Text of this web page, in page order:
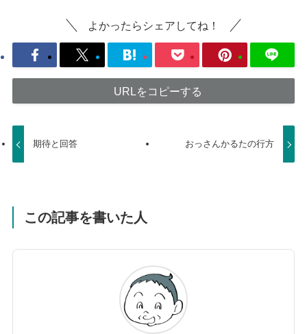
よかったらシェアしてね！
URLをコピーする
期待と回答 おっさんかるたの行方
この記事を書いた人